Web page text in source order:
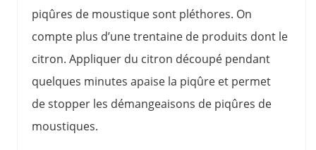
piqûres de moustique sont pléthores. On
compte plus d’une trentaine de produits dont le
citron. Appliquer du citron découpé pendant
quelques minutes apaise la piqûre et permet
de stopper les démangeaisons de piqûres de
moustiques.